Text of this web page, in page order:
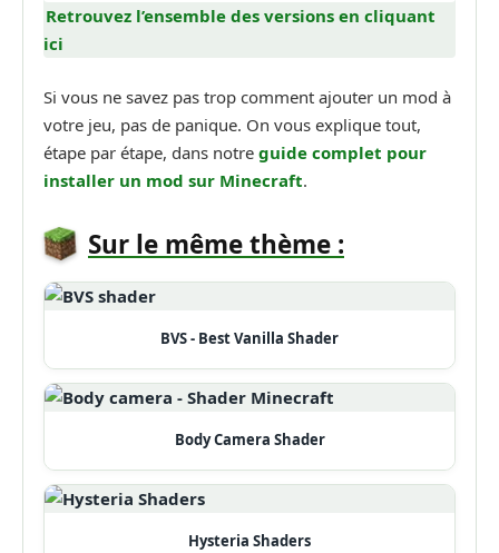
Retrouvez l’ensemble des versions en cliquant
ici
Si vous ne savez pas trop comment ajouter un mod à
votre jeu, pas de panique. On vous explique tout,
étape par étape, dans notre guide complet pour
installer un mod sur Minecraft.
Sur le même thème :
BVS - Best Vanilla Shader
Body Camera Shader
Hysteria Shaders